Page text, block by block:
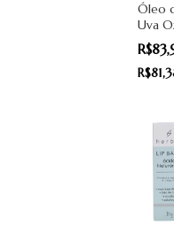
Óleo
Uva
30ml